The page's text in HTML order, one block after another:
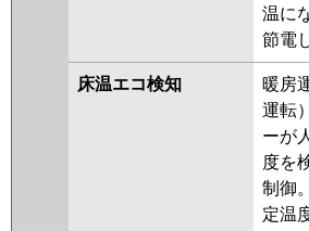
温に
節電
床温エコ検知
暖房
運転
ーが
度を
制御
定温